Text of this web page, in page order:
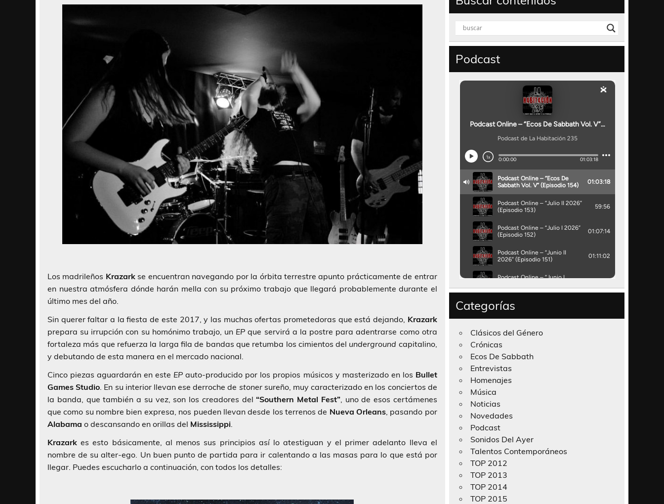
Los madrileños Krazarkse encuentran navegando por la órbita terrestre apunto prácticamente de entrar
en nuestra atmósfera dónde harán mella con su próximo trabajo que llegará probablemente durante el
último mes del año.
Sin querer faltar a la fiesta de este 2017, y las muchas ofertas prometedoras que está dejando, Krazark
prepara su irrupción con su homónimo trabajo, un EP que servirá a la postre para adentrarse como otra
fortaleza más que refuerza la larga fila de bandas que retumba los cimientos del underground capitalino,
y debutando de esta manera en el mercado nacional.
Cinco piezas aguardarán en este EP auto-producido por los propios músicos y masterizado en los Bullet
Games Studio. En su interior llevan ese derroche de stonersureño, muy caracterizado en los conciertos de
la banda, que también a su vez, son los creadores del“Southern Metal Fest”, uno de esos certámenes
que como su nombre bien expresa, nos pueden llevan desde los terrenos de Nueva Orleans, pasando por
Alabama o descansando en orillas del Mississippi.
Krazark es esto básicamente, al menos sus principios así lo atestiguan y el primer adelanto lleva el
nombre de su alter-ego. Un buen punto de partida para ir calentando a las masas para lo que está por
llegar. Puedes escucharlo a continuación, con todos los detalles:
Podcast
Categorías
Clásicos del Género
Crónicas
Ecos De Sabbath
Entrevistas
Homenajes
Música
Noticias
Novedades
Podcast
Sonidos Del Ayer
Talentos Contemporáneos
TOP 2012
TOP 2013
TOP 2014
TOP 2015